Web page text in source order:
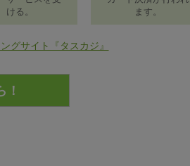
ける。
ます。
グサイト『タスカジ』